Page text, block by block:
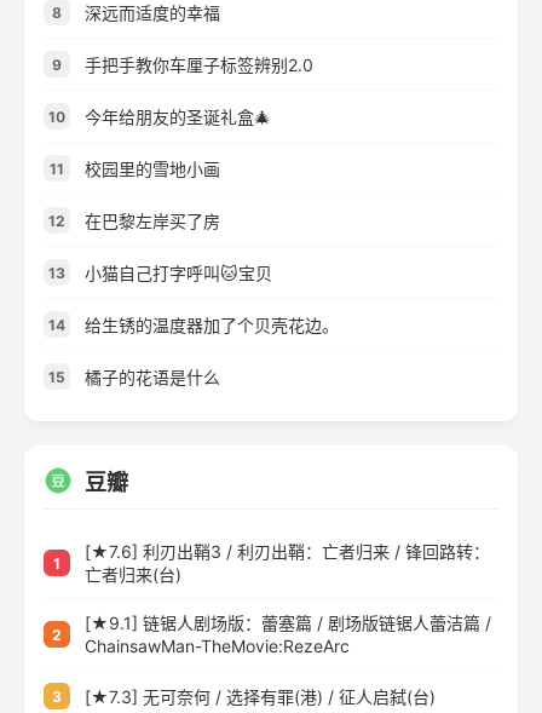
8 深远而适度的幸福
9 手把手教你车厘子标签辨别2.0
10 今年给朋友的圣诞礼盒🎄
11 校园里的雪地小画
12 在巴黎左岸买了房
13 小猫自己打字呼叫🐱宝贝
14 给生锈的温度器加了个贝壳花边。
15 橘子的花语是什么
豆瓣
1
[★7.6] 利刃出鞘3 / 利刃出鞘：亡者归来 / 锋回路转：
亡者归来(台)
2
[★9.1] 链锯人剧场版：蕾塞篇 / 剧场版链锯人蕾洁篇 /
ChainsawMan-TheMovie:RezeArc
3 [★7.3] 无可奈何 / 选择有罪(港) / 征人启弑(台)